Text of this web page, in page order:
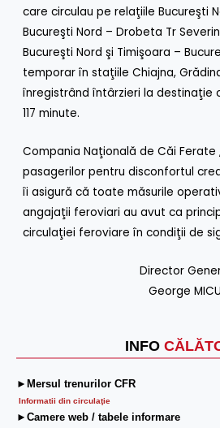
INFO
►Mersul trenurilor CFR
Informatii din circulaţie
►Camere web / tabele informare
care circulau pe relaţiile Bucureşti
Bucureşti Nord – Drobeta Tr
Bucureşti Nord şi Timişoara –
temporar în staţiile Chiajna,
înregistrând întârzieri la destinaţie
117 minute.
Compania Naţională de Căi Ferate
pasagerilor pentru disconfortul
îi asigură că toate măsurile
angajaţii feroviari au avut ca
circulaţiei feroviare în condiţii de
Director
George MICU